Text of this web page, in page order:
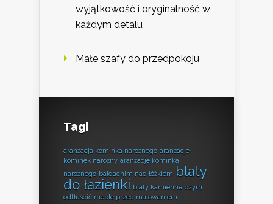
wyjątkowość i oryginalność w
każdym detalu
Małe szafy do przedpokoju
Tagi
aranżacja kominka narożnego aranżacje
kominek narożny aranżacje kominka
narożnego baldachim nad łóżkiem
blaty
do łazienki blaty kamienne czym
odtłuścić meble przed malowaniem